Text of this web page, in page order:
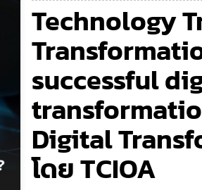
Technology
successful
Digital
โดย TCIOA